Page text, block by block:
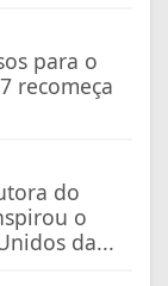
para o
recomeça
do
o
da...